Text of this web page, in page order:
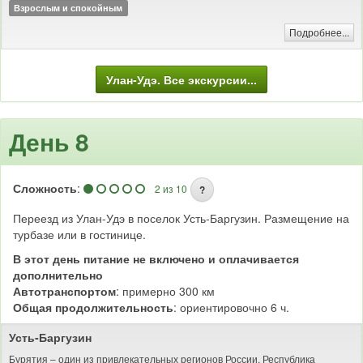
Взрослым и спокойным
Подробнее...
Улан-Удэ. Все экскурсии...
День 8
Сложность: 2 из 10 ?
Переезд из Улан-Удэ в поселок Усть-Баргузин. Размещение на
турбазе или в гостинице.
В этот день питание не включено и оплачивается
дополнительно
Автотранспортом: примерно 300 км
Общая продолжительность: ориентировочно 6 ч.
Усть-Баргузин
Бурятия – один из привлекательных регионов России. Республика